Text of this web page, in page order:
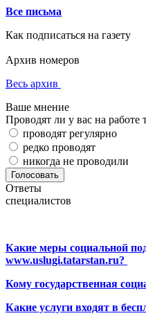
Все письма
Как подписаться на газету
Архив номеров
Весь архив
Ваше мнение
Проводят ли у вас на работе
проводят регулярно
редко проводят
никогда не проводили
Ответы
специалистов
Какие меры социальной
www.uslugi.tatarstan.ru?
Кому государственная
Какие услуги входят в